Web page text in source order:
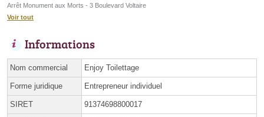
Arrêt Monument aux Morts - 3 Boulevard Voltaire
Voir tout
Informations
Nom commercial Enjoy Toilettage
Forme juridique Entrepreneur individuel
SIRET 91374698800017